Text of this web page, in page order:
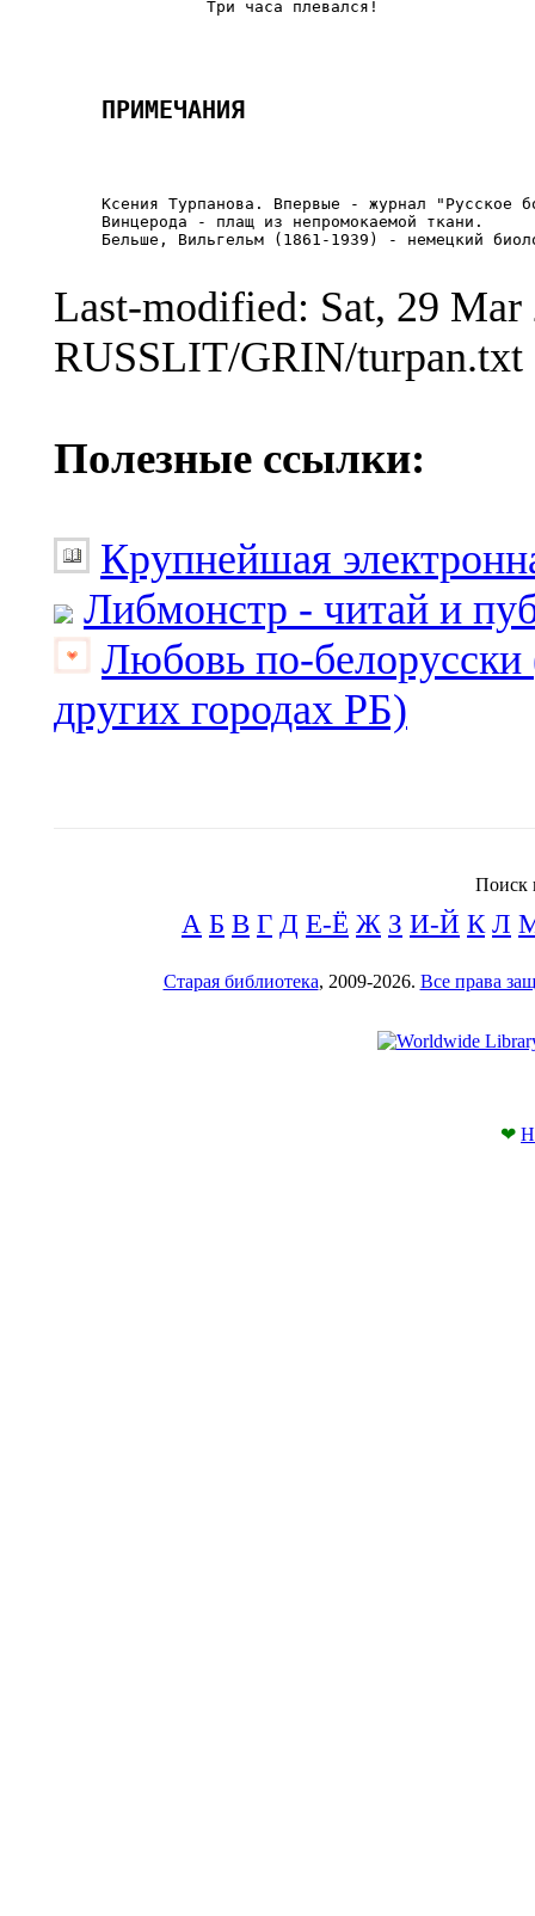
Ксения Турпанова. Впервые - журнал "Русское
     Винцерода - плащ из непромокаемой ткани.
Бельше, Вильгельм (1861-1939) - немецкий
Last-modified: Sat, 29
RUSSLIT/GRIN/turpan.txt
Полезные ссылки:
Крупнейшая
Либмонстр - читай и
Любовь по-белорусски
других городах РБ)
Поиск
А Б В Г Д Е-Ё Ж З И-Й К Л
Старая библиотека, 2009-2026. Все права
❤